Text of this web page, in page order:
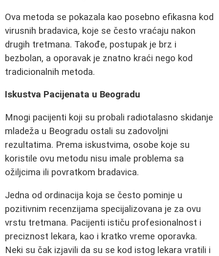
Ova metoda se pokazala kao posebno efikasna kod
virusnih bradavica, koje se često vraćaju nakon
drugih tretmana. Takođe, postupak je brz i
bezbolan, a oporavak je znatno kraći nego kod
tradicionalnih metoda.
Iskustva Pacijenata u Beogradu
Mnogi pacijenti koji su probali radiotalasno skidanje
mladeža u Beogradu ostali su zadovoljni
rezultatima. Prema iskustvima, osobe koje su
koristile ovu metodu nisu imale problema sa
ožiljcima ili povratkom bradavica.
Jedna od ordinacija koja se često pominje u
pozitivnim recenzijama specijalizovana je za ovu
vrstu tretmana. Pacijenti ističu profesionalnost i
preciznost lekara, kao i kratko vreme oporavka.
Neki su čak izjavili da su se kod istog lekara vratili i